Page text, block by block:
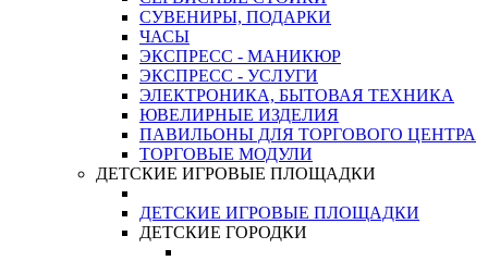
СУВЕНИРЫ, ПОДАРКИ
ЧАСЫ
ЭКСПРЕСС - МАНИКЮР
ЭКСПРЕСС - УСЛУГИ
ЭЛЕКТРОНИКА, БЫТОВАЯ ТЕХНИКА
ЮВЕЛИРНЫЕ ИЗДЕЛИЯ
ПАВИЛЬОНЫ ДЛЯ ТОРГОВОГО ЦЕНТРА
ТОРГОВЫЕ МОДУЛИ
ДЕТСКИЕ ИГРОВЫЕ ПЛОЩАДКИ
ДЕТСКИЕ ИГРОВЫЕ ПЛОЩАДКИ
ДЕТСКИЕ ГОРОДКИ